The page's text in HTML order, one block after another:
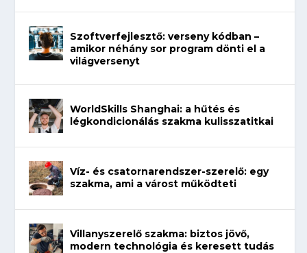
Szoftverfejlesztő: verseny kódban –
amikor néhány sor program dönti el a
világversenyt
WorldSkills Shanghai: a hűtés és
légkondicionálás szakma kulisszatitkai
Víz- és csatornarendszer-szerelő: egy
szakma, ami a várost működteti
Villanyszerelő szakma: biztos jövő,
modern technológia és keresett tudás